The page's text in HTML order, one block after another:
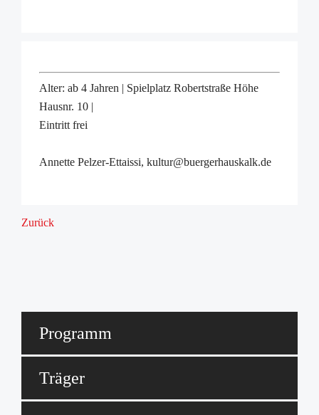
Alter: ab 4 Jahren | Spielplatz Robertstraße Höhe
Hausnr. 10 |
Eintritt frei
Annette Pelzer-Ettaissi, kultur@buergerhauskalk.de
Zurück
Programm
Träger